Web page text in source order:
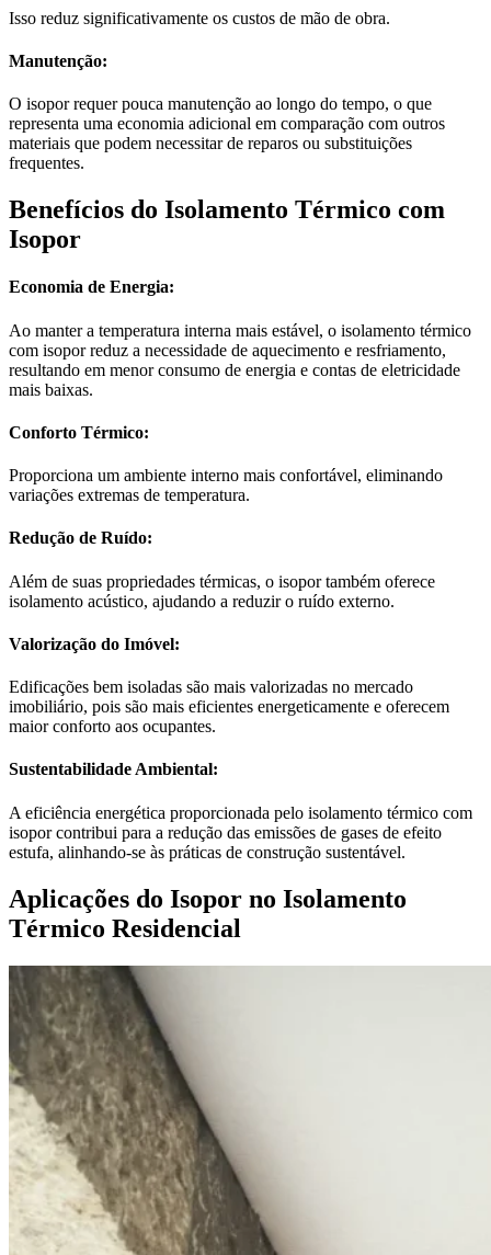
Isso reduz significativamente os custos de mão de obra.
Manutenção:
O isopor requer pouca manutenção ao longo do tempo, o que
representa uma economia adicional em comparação com outros
materiais que podem necessitar de reparos ou substituições
frequentes.
Benefícios do Isolamento Térmico com
Isopor
Economia de Energia:
Ao manter a temperatura interna mais estável, o isolamento térmico
com isopor reduz a necessidade de aquecimento e resfriamento,
resultando em menor consumo de energia e contas de eletricidade
mais baixas.
Conforto Térmico:
Proporciona um ambiente interno mais confortável, eliminando
variações extremas de temperatura.
Redução de Ruído:
Além de suas propriedades térmicas, o isopor também oferece
isolamento acústico, ajudando a reduzir o ruído externo.
Valorização do Imóvel:
Edificações bem isoladas são mais valorizadas no mercado
imobiliário, pois são mais eficientes energeticamente e oferecem
maior conforto aos ocupantes.
Sustentabilidade Ambiental:
A eficiência energética proporcionada pelo isolamento térmico com
isopor contribui para a redução das emissões de gases de efeito
estufa, alinhando-se às práticas de construção sustentável.
Aplicações do Isopor no Isolamento
Térmico Residencial